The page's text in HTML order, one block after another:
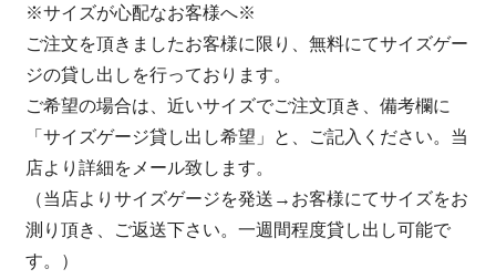
※サイズが心配なお客様へ※
ご注文を頂きましたお客様に限り、無料にてサイズゲー
ジの貸し出しを行っております。
ご希望の場合は、近いサイズでご注文頂き、備考欄に
「サイズゲージ貸し出し希望」と、ご記入ください。当
店より詳細をメール致します。
（当店よりサイズゲージを発送→お客様にてサイズをお
測り頂き、ご返送下さい。一週間程度貸し出し可能で
す。）